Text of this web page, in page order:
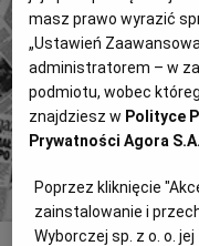
Znajdź
masz prawo wyrazić
„Ustawień
administratorem – w
podmiotu, wobec
znajdziesz w Polityce
Prywatności Agora S.A.
Poprzez kliknięcie
zainstalowanie i
Wyborczej sp. z o. o.